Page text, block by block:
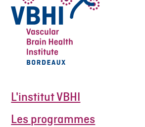
L'institut VBHI
Les programmes